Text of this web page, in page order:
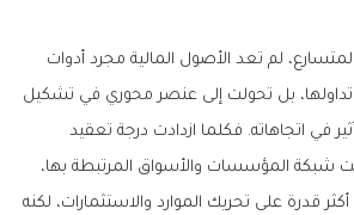
لم تعد الأصول المالية مجرد أدوات
بل تحولت إلى عنصر محوري في تشكيل
في اتجاهاته. فكلما ازدادت درجة تعقيد
شبكة المؤسسات والأسواق المرتبطة بها،
قدرة على تحريك الموارد والاستثمارات، لكنه